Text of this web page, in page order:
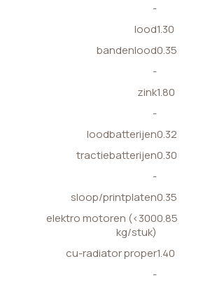
-
lood1.30
bandenlood0.35
-
zink1.80
-
loodbatterijen0.32
tractiebatterijen0.30
-
sloop/printplaten0.35
elektro motoren (<300
kg/stuk)
0.85
cu-radiator proper1.40
-